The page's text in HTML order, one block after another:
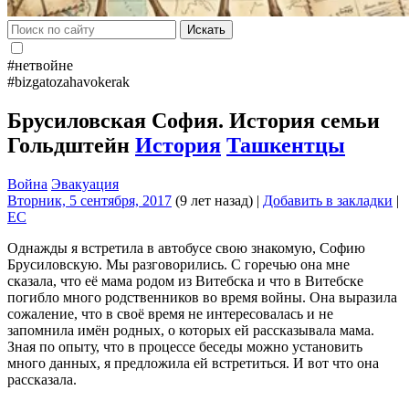
Искать
#нетвойне
#bizgatozahavokerak
Брусиловская София. История семьи
Гольдштейн История Ташкентцы
Война Эвакуация
Вторник, 5 сентября, 2017 (9 лет назад) | Добавить в закладки |
EC
Однажды я встретила в автобусе свою знакомую, Софию
Брусиловскую. Мы разговорились. С горечью она мне
сказала, что её мама родом из Витебска и что в Витебске
погибло много родственников во время войны. Она выразила
сожаление, что в своё время не интересовалась и не
запомнила имён родных, о которых ей рассказывала мама.
Зная по опыту, что в процессе беседы можно установить
много данных, я предложила ей встретиться. И вот что она
рассказала.